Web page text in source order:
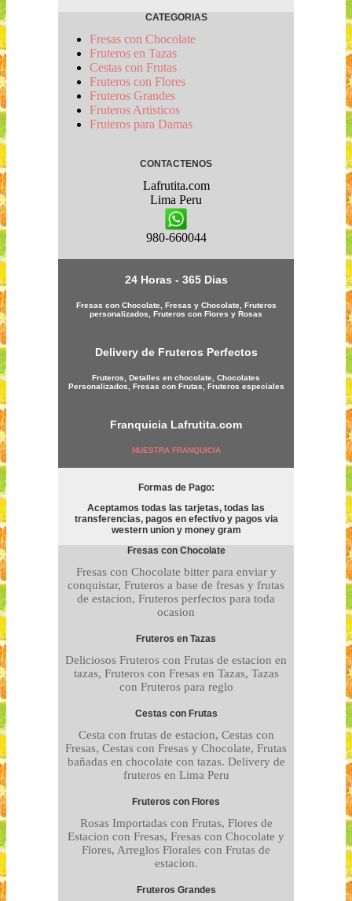
CATEGORIAS
Fresas con Chocolate
Fruteros en Tazas
Cestas con Frutas
Fruteros con Flores
Fruteros Grandes
Fruteros Artisticos
Fruteros para Damas
CONTACTENOS
Lafrutita.com
Lima Peru
980-660044
24 Horas - 365 Dias
Fresas con Chocolate, Fresas y Chocolate, Fruteros
personalizados, Fruteros con Flores y Rosas
Delivery de Fruteros Perfectos
Fruteros, Detalles en chocolate, Chocolates
Personalizados, Fresas con Frutas, Fruteros especiales
Franquicia Lafrutita.com
NUESTRA FRANQUICIA
Formas de Pago:
Aceptamos todas las tarjetas, todas las
transferencias, pagos en efectivo y pagos via
western union y money gram
Fresas con Chocolate
Fresas con Chocolate bitter para enviar y
conquistar, Fruteros a base de fresas y frutas
de estacion, Fruteros perfectos para toda
ocasion
Fruteros en Tazas
Deliciosos Fruteros con Frutas de estacion en
tazas, Fruteros con Fresas en Tazas, Tazas
con Fruteros para reglo
Cestas con Frutas
Cesta con frutas de estacion, Cestas con
Fresas, Cestas con Fresas y Chocolate, Frutas
bañadas en chocolate con tazas. Delivery de
fruteros en Lima Peru
Fruteros con Flores
Rosas Importadas con Frutas, Flores de
Estacion con Fresas, Fresas con Chocolate y
Flores, Arreglos Florales con Frutas de
estacion.
Fruteros Grandes